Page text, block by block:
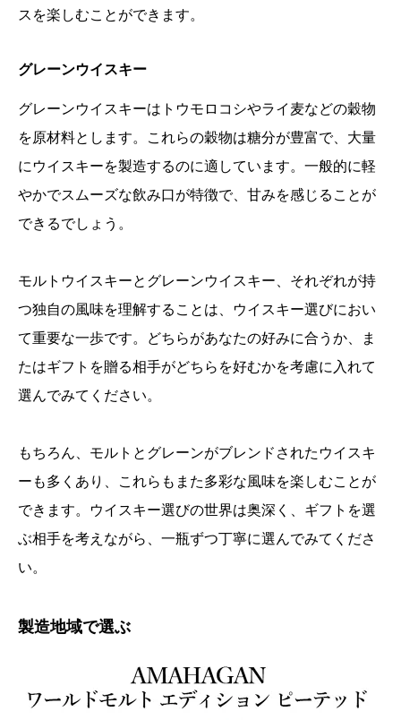
スを楽しむことができます。
グレーンウイスキー
グレーンウイスキーはトウモロコシやライ麦などの穀物
を原材料とします。これらの穀物は糖分が豊富で、大量
にウイスキーを製造するのに適しています。一般的に軽
やかでスムーズな飲み口が特徴で、甘みを感じることが
できるでしょう。
モルトウイスキーとグレーンウイスキー、それぞれが持
つ独自の風味を理解することは、ウイスキー選びにおい
て重要な一歩です。どちらがあなたの好みに合うか、ま
たはギフトを贈る相手がどちらを好むかを考慮に入れて
選んでみてください。
もちろん、モルトとグレーンがブレンドされたウイスキ
ーも多くあり、これらもまた多彩な風味を楽しむことが
できます。ウイスキー選びの世界は奥深く、ギフトを選
ぶ相手を考えながら、一瓶ずつ丁寧に選んでみてくださ
い。
製造地域で選ぶ